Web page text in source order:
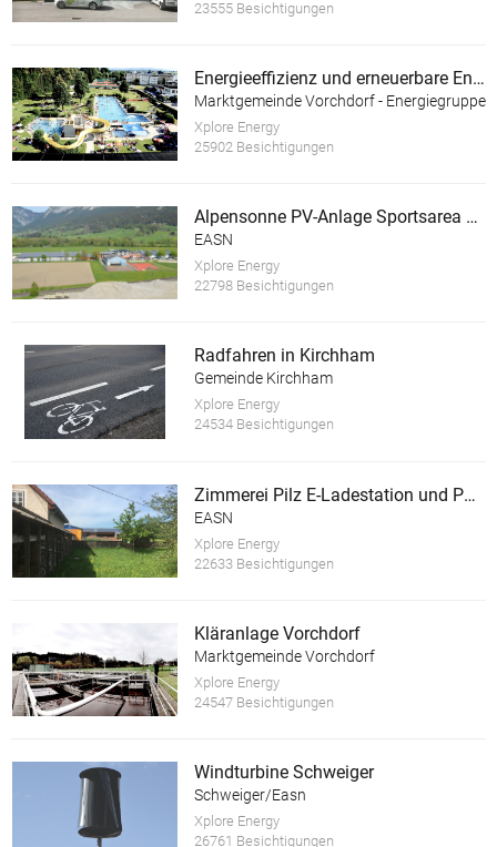
23555 Besichtigungen
Energieeffizienz und erneuerbare Energie im Almtalbad Vorchdorf
Marktgemeinde Vorchdorf - Energiegruppe
Xplore Energy
25902 Besichtigungen
Alpensonne PV-Anlage Sportsarea Grimming
EASN
Xplore Energy
22798 Besichtigungen
Radfahren in Kirchham
Gemeinde Kirchham
Xplore Energy
24534 Besichtigungen
Zimmerei Pilz E-Ladestation und PV Anlage
EASN
Xplore Energy
22633 Besichtigungen
Kläranlage Vorchdorf
Marktgemeinde Vorchdorf
Xplore Energy
24547 Besichtigungen
Windturbine Schweiger
Schweiger/Easn
Xplore Energy
26761 Besichtigungen